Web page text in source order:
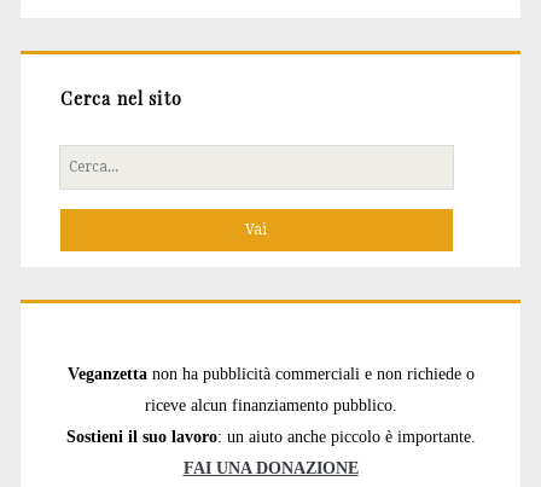
Cerca nel sito
Cerca
per:
Veganzetta non ha pubblicità commerciali e non richiede o
riceve alcun finanziamento pubblico.
Sostieni il suo lavoro: un aiuto anche piccolo è importante.
FAI UNA DONAZIONE